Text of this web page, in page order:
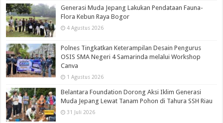
Generasi Muda Jepang Lakukan Pendataan Fauna-
Flora Kebun Raya Bogor
4 Agustus 2026
Polnes Tingkatkan Keterampilan Desain Pengurus
OSIS SMA Negeri 4 Samarinda melalui Workshop
Canva
1 Agustus 2026
Belantara Foundation Dorong Aksi Iklim Generasi
Muda Jepang Lewat Tanam Pohon di Tahura SSH Riau
31 Juli 2026